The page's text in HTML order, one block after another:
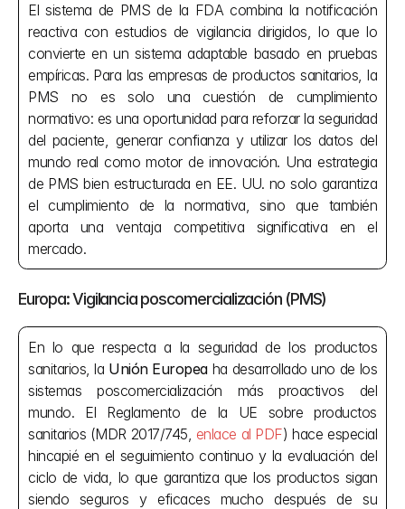
El sistema de PMS de la FDA combina la notificación
reactiva con estudios de vigilancia dirigidos, lo que lo
convierte en un sistema adaptable basado en pruebas
empíricas. Para las empresas de productos sanitarios, la
PMS no es solo una cuestión de cumplimiento
normativo: es una oportunidad para reforzar la seguridad
del paciente, generar confianza y utilizar los datos del
mundo real como motor de innovación. Una estrategia
de PMS bien estructurada en EE. UU. no solo garantiza
el cumplimiento de la normativa, sino que también
aporta una ventaja competitiva significativa en el
mercado.
Europa: Vigilancia poscomercialización (PMS)
En lo que respecta a la seguridad de los productos
sanitarios, la Unión Europea ha desarrollado uno de los
sistemas poscomercialización más proactivos del
mundo. El Reglamento de la UE sobre productos
sanitarios (MDR 2017/745, enlace al PDF) hace especial
hincapié en el seguimiento continuo y la evaluación del
ciclo de vida, lo que garantiza que los productos sigan
siendo seguros y eficaces mucho después de su